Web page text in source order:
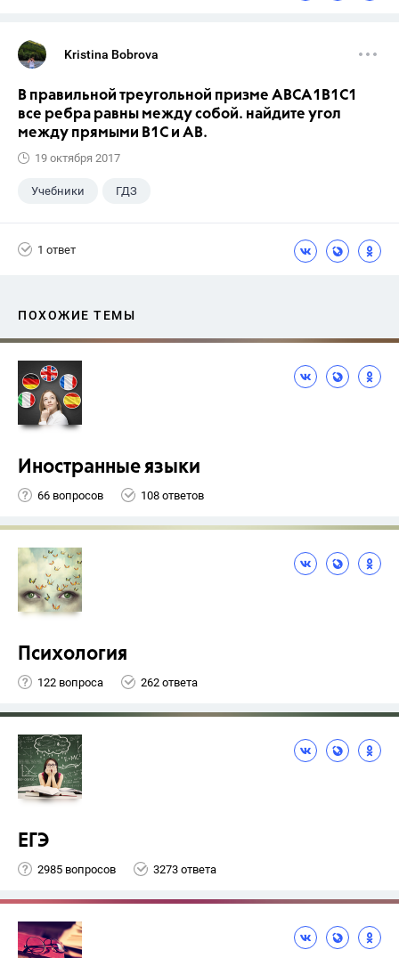
Kristina Bobrova
В правильной треугольной призме АВСA1В1С1
все ребра равны между собой. найдите угол
между прямыми В1С и АВ.
19 октября 2017
Учебники ГДЗ
1 ответ
ПОХОЖИЕ ТЕМЫ
Иностранные языки
66 вопросов 108 ответов
Психология
122 вопроса 262 ответа
ЕГЭ
2985 вопросов 3273 ответа